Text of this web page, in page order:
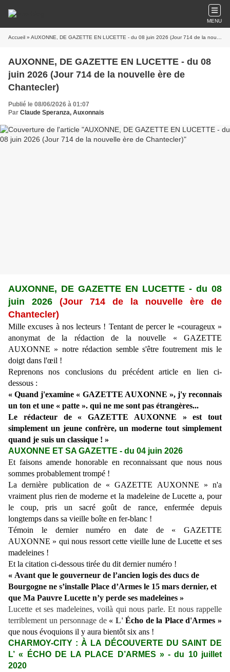
MENU
Accueil » AUXONNE, DE GAZETTE EN LUCETTE - du 08 juin 2026 (Jour 714 de la nouvelle ère de Chantecler)
AUXONNE, DE GAZETTE EN LUCETTE - du 08
juin 2026 (Jour 714 de la nouvelle ère de
Chantecler)
Publié le 08/06/2026 à 01:07
Par Claude Speranza, Auxonnais
AUXONNE, DE GAZETTE EN LUCETTE - du 08
juin 2026
(Jour 714 de la nouvelle ère de
Chantecler)
Mille excuses à nos lecteurs ! Tentant de percer le «courageux »
anonymat de la rédaction de la nouvelle « GAZETTE
AUXONNE » notre rédaction semble s'être foutrement mis le
doigt dans l'œil !
Reprenons nos conclusions du précédent article en lien ci-
dessous :
« Quand j'examine « GAZETTE AUXONNE », j'y reconnais
un ton et une « patte ». qui ne me sont pas étrangères...
Le rédacteur de « GAZETTE AUXONNE » est tout
simplement un jeune confrère, un moderne tout simplement
quand je suis un classique ! »
AUXONNE ET SA GAZETTE - du 04 juin 2026
Et faisons amende honorable en reconnaissant que nous nous
sommes probablement trompé !
La dernière publication de « GAZETTE AUXONNE » n'a
vraiment plus rien de moderne et la madeleine de Lucette a, pour
le coup, pris un sacré goût de rance, enfermée depuis
longtemps dans sa vieille boîte en fer-blanc !
Témoin le dernier numéro en date de « GAZETTE
AUXONNE » qui nous ressort cette vieille lune de Lucette et ses
madeleines !
Et la citation ci-dessous tirée du dit dernier numéro !
« Avant que le gouverneur de l’ancien logis des ducs de
Bourgogne ne s’installe Place d’Armes le 15 mars dernier, et
que Ma Pauvre Lucette n’y perde ses madeleines »
Lucette et ses madeleines, voilà qui nous parle. Et nous rappelle
terriblement un personnage de « L' Écho de la Place d'Armes »
que nous évoquions il y aura bientôt six ans !
CHARMOY-CITY : À LA DÉCOUVERTE DU SAINT DE
L’ « ÉCHO DE LA PLACE D’ARMES » - du 10 juillet
2020